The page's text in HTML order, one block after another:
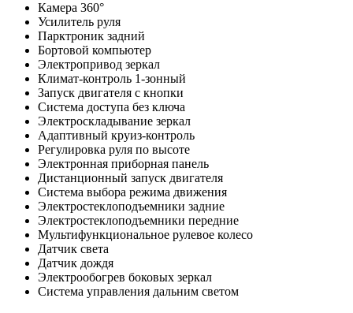
Камера 360°
Усилитель руля
Парктроник задний
Бортовой компьютер
Электропривод зеркал
Климат-контроль 1-зонный
Запуск двигателя с кнопки
Система доступа без ключа
Электроскладывание зеркал
Адаптивный круиз-контроль
Регулировка руля по высоте
Электронная приборная панель
Дистанционный запуск двигателя
Система выбора режима движения
Электростеклоподъемники задние
Электростеклоподъемники передние
Мультифункциональное рулевое колесо
Датчик света
Датчик дождя
Электрообогрев боковых зеркал
Система управления дальним светом